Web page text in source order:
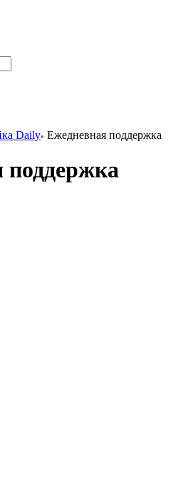
Daily Ежедневная поддержка
поддержка